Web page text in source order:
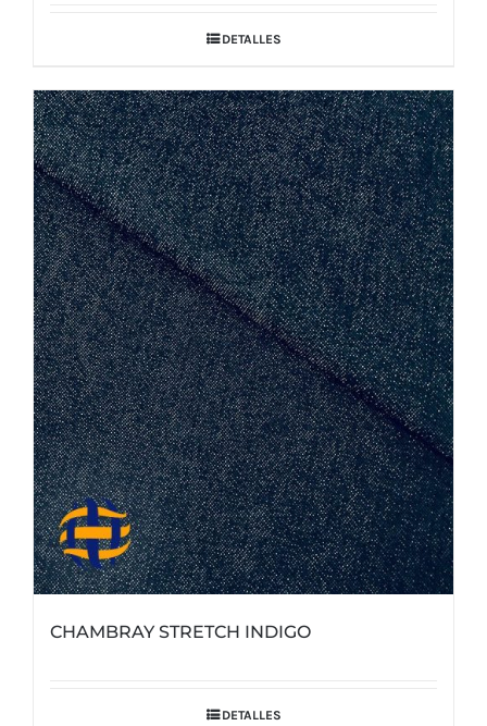
DETALLES
CHAMBRAY STRETCH INDIGO
DETALLES